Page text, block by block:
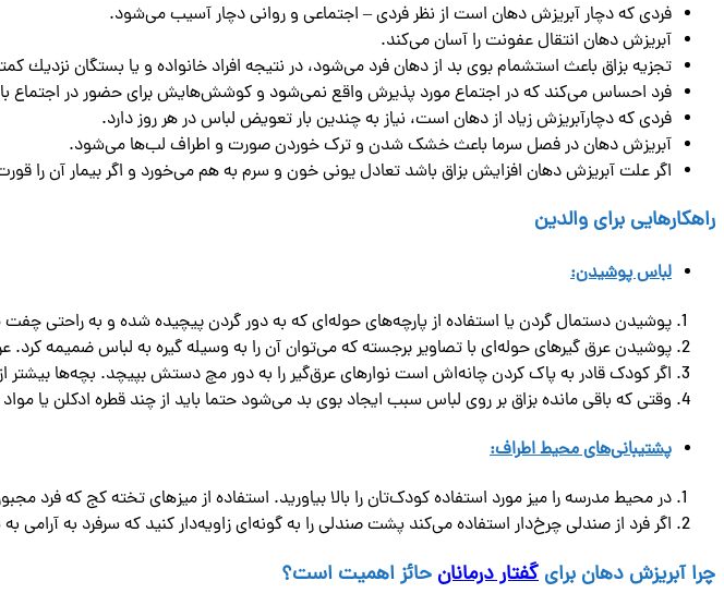
فردی كه دچار آبریزش دهان است از نظر فردی – اجتماعی و روانی دچار آسیب می‌شود.
آبریزش دهان انتقال عفونت را آسان می‌كند.
تجزیه بزاق باعث استشمام بوی بد از دهان فرد می‌شود، در نتیجه افراد خانواده و یا بستگان نزدیك
فرد احساس می‌كند كه در اجتماع مورد پذیرش واقع نمی‌شود و كوشش‌هایش برای حضور در
فردی که دچارآبریزش زیاد از دهان است، نیاز به چندین بار تعویض لباس در هر روز دارد.
آبریزش دهان در فصل سرما باعث خشک شدن و ترک خوردن صورت و اطراف لب‌ها می‌شود.
اگر علت آبریزش دهان افزایش بزاق باشد تعادل یونی خون و سرم به هم می‌خورد و اگر بیمار آن را
راهکارهایی برای والدین
لباس پوشیدن:
پوشیدن دستمال گردن یا استفاده از پارچه‌های حوله‌ای که به دور گردن پیچیده شده و به راحتی
پوشیدن عرق گیرهای حوله‌ای با تصاویر برجسته که می‌توان آن را به وسیله گیره به لباس ضمیمه
اگر کودک قادر به پاک کردن چانه‌اش است نوارهای عرق‌گیر را به دور مچ دستش بپیچد. بچه‌ها
وقتی که باقی مانده بزاق بر روی لباس سبب ایجاد بوی بد می‌شود حتما باید از چند قطره ادکلن یا
پشتیبانی‌های محیط اطراف:
در محیط مدرسه را میز مورد استفاده کودک‌تان را بالا بیاورید. استفاده از میزهای تخته کج که فرد
اگر فرد از صندلی چرخ‌دار استفاده می‌کند پشت صندلی را به گونه‌ای زاویه‌دار کنید که سرفرد به آرامی
چرا آبریزش دهان برای گفتار درمانان حائز اهمیت است؟